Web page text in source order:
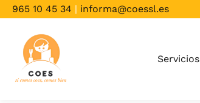
965 10 45 34 | informa@coessl.es
Servicios